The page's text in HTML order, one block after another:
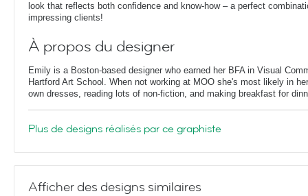
look that reflects both confidence and know-how – a perfect
impressing clients!
À propos du designer
Emily is a Boston-based designer who earned her BFA in Visual
Hartford Art School. When not working at MOO she's most likely in
own dresses, reading lots of non-fiction, and making breakfast for
Plus de designs réalisés par ce graphiste
Afficher des designs similaires